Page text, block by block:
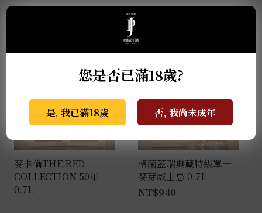
麥卡倫THE RED
COLLECTION 50年
0.7L
格蘭蓋瑞典藏特級單一
麥芽威士忌 0.7L
NT$940
您是否已滿18歲?
是, 我已滿18歲 否, 我尚未成年